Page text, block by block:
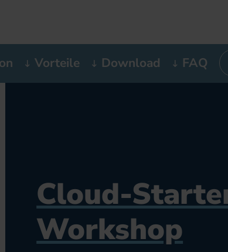
Vorteile Download FAQ
Cloud-
Workshop